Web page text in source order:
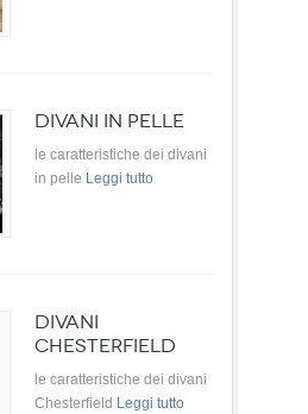
DIVANI IN PELLE
le caratteristiche dei divani
in pelle Leggi tutto
DIVANI
CHESTERFIELD
le caratteristiche dei divani
Chesterfield Leggi tutto